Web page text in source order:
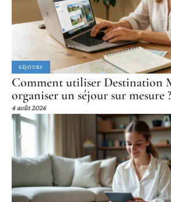
SÉJOURS
Comment utiliser Destination
organiser un séjour sur mesure ?
4 août 2026